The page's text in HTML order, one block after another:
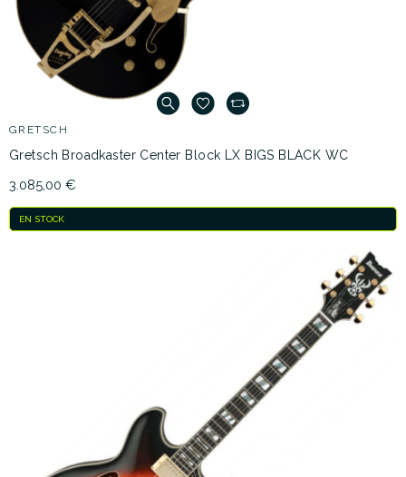
GRETSCH
Gretsch Broadkaster Center Block LX BIGS BLACK WC
3.085,00 €
EN STOCK